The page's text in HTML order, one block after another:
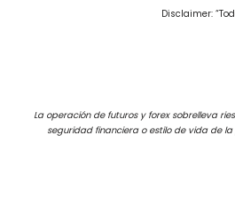
Disclaimer:
La operación de futuros y forex sobrelleva
seguridad financiera o estilo de vida de